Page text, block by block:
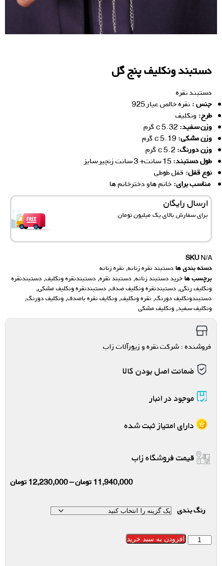
دستبند ونکلیف پنج گل
دستبند نقره
جنس : نقره خالص عیار 925
طرح: ونکلیف
وزن سفید:
وزن مشکی:
وزن دورنگ:
طول دستبند:
نوع قفل: قفل طوطی
مناسب برای: خانم‌ هاو دخترخانم ها
ارسال رایگان
برای سفارش‌ بالای یک میلیون تومان
SKU N/A
دسته بندی ها دستبند نقره زنانه, نقره زنانه
برچسب ها خرید دستبند زنانه, دستبند نقره, دستبندنقره ونکلیف, دستبندنقره
ونکلیف رنگی, دستبندنقره ونکلیف صدف, دستبندنقره ونکلیف مشکی,
دستبندونکلیف دورنگ, نقره ونکلیف, ونکایف نقره باصدف, ونکلیف دورنگ,
ونکلیف سفید, ونکلیف مشکی
فروشنده : شرکت نقره و زیورآلات زاب
ضمانت اصل بودن کالا
موجود در انبار
دارای امتیاز ثبت شده
قیمت فروشگاه زاب
11,940,000تومان–
12,230,000تومان
رنگ بندی
افزودن به سبد خرید